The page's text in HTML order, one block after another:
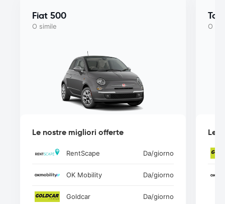
Fiat 500
O simile
Le nostre migliori offerte
RentScape Da/giorno
OK Mobility Da/giorno
Goldcar Da/giorno
O
Le